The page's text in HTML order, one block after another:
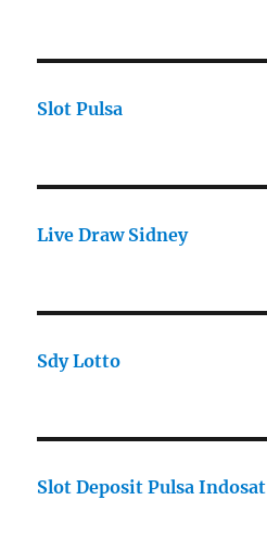
Slot Pulsa
Live Draw Sidney
Sdy Lotto
Slot Deposit Pulsa Indosat